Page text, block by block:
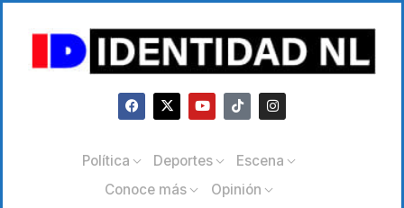
Política Deportes
Escena
Conoce más
Opinión